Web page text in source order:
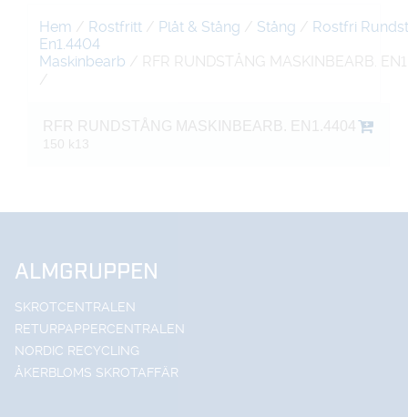
Hem / Rostfritt / Plåt & Stång / Stång / Rostfri
En1.4404
Maskinbearb / RFR RUNDSTÅNG MASKINBEARB.
/
RFR RUNDSTÅNG MASKINBEARB. EN1.4404
150 k13
ALMGRUPPEN
SKROTCENTRALEN
RETURPAPPERCENTRALEN
NORDIC RECYCLING
ÅKERBLOMS SKROTAFFÄR